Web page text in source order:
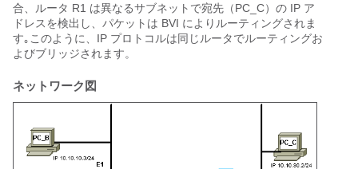
合、ルータ R1 は異なるサブネットで宛先（PC_C）の IP ア
ドレスを検出し、パケットは BVI によりルーティングされま
す｡このように、IP プロトコルは同じルータでルーティングお
よびブリッジされます。
ネットワーク図